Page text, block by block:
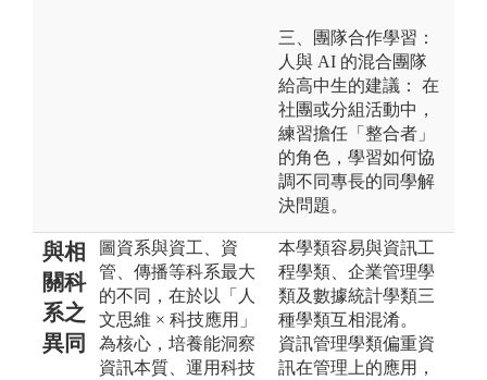
三、團隊合作學習：
人與 AI 的混合團隊
給高中生的建議： 在
社團或分組活動中，
練習擔任「整合者」
的角色，學習如何協
調不同專長的同學解
決問題。
與相
關科
系之
異同
圖資系與資工、資
管、傳播等科系最大
的不同，在於以「人
文思維 × 科技應用」
為核心，培養能洞察
資訊本質、運用科技
本學類容易與資訊工
程學類、企業管理學
類及數據統計學類三
種學類互相混淆。
資訊管理學類偏重資
訊在管理上的應用，